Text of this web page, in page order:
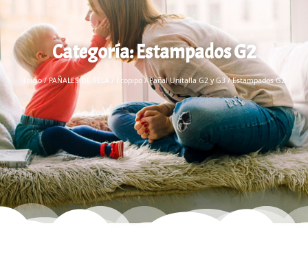
Categoría: Estampados G2
Inicio/PAÑALES DE TELA / Ecopipo/Pañal Unitalla G2 y G3/ Estampados G2